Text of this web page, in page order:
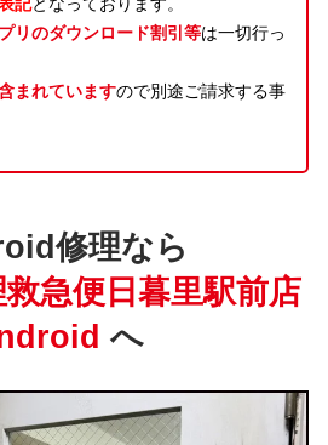
リのダウンロード割引等は一切行っ
まれていますので別途ご請求する事
修理なら
急便日暮里駅前店
へ